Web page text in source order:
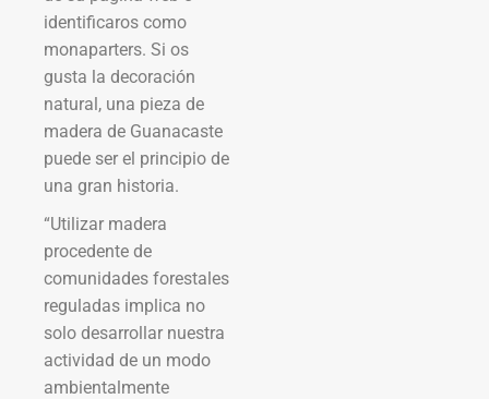
identificaros como
monaparters. Si os
gusta la decoración
natural, una pieza de
madera de Guanacaste
puede ser el principio de
una gran historia.
“Utilizar madera
procedente de
comunidades forestales
reguladas implica no
solo desarrollar nuestra
actividad de un modo
ambientalmente